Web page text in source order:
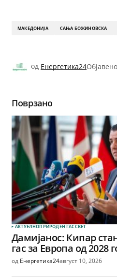
МАКЕДОНИЈА САЊА БОЖИНОВСКА
од Енергетика24
Поврзано
АКТУЕЛНОПРИРОДЕН ГАССВЕТ
Дамијанос: Кипар
гас за Европа од 2028
од Енергетика24август 10, 2026